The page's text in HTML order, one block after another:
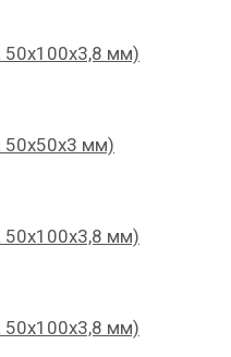
50х100х3,8 мм)
50х50х3 мм)
50х100х3,8 мм)
50х100х3,8 мм)